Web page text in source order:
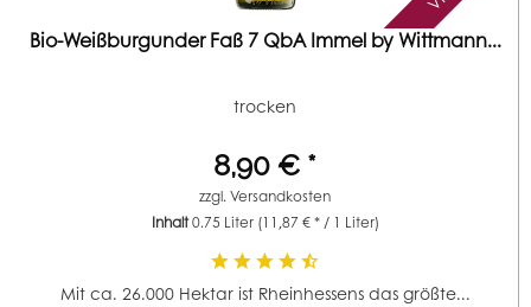
Bio-Weißburgunder Faß 7 QbA Immel by Wittmann...
trocken
8,90 € *
zzgl.Versandkosten
Inhalt0.75 Liter (11,87 € * / 1 Liter)
Mit ca. 26.000 Hektar ist Rheinhessens das größte...